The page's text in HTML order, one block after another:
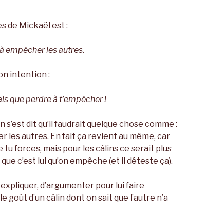
de Mickaël est :
empêcher les autres.
intention :
que perdre à t’empêcher !
s’est dit qu’il faudrait quelque chose comme :
les autres. En fait ça revient au même, car
tu forces, mais pour les câlins ce serait plus
c’est lui qu’on empêche (et il déteste ça).
expliquer, d’argumenter pour lui faire
goût d’un câlin dont on sait que l’autre n’a